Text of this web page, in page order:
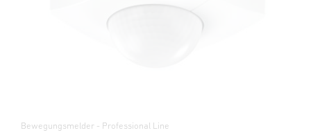
Bewegungsmelder - Professional Line